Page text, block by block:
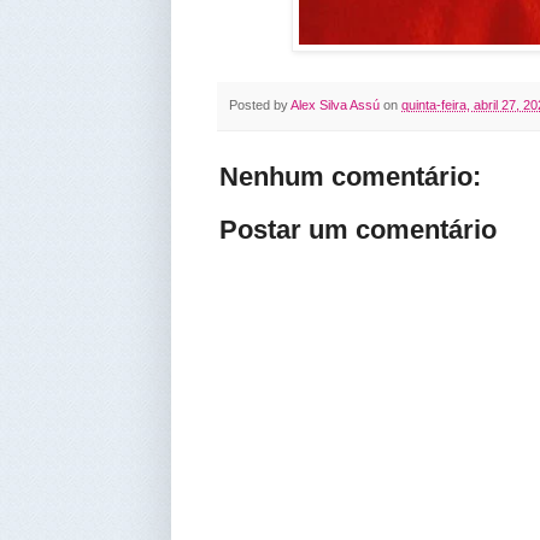
Posted byAlex Silva Assú on quinta-feira, abril 27,
Nenhum comentário:
Postar um comentário